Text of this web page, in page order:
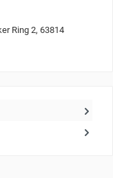
Ring 2, 63814